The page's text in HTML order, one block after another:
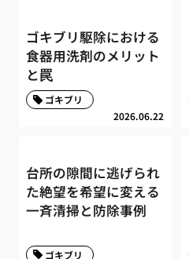
ゴキブリ駆除における
食器用洗剤のメリット
と罠
2026.06.22
ゴキブリ
台所の隙間に逃げられ
た絶望を希望に変える
一斉清掃と防除事例
ゴキブリ